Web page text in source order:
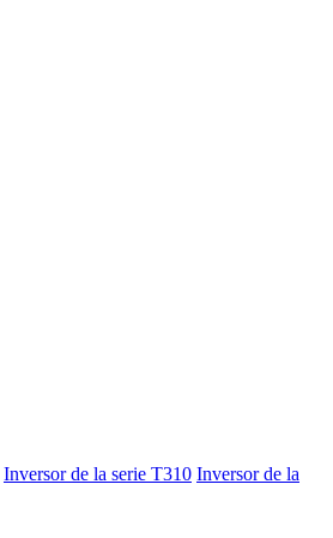
Inversor de la serie T310 Inversor de la